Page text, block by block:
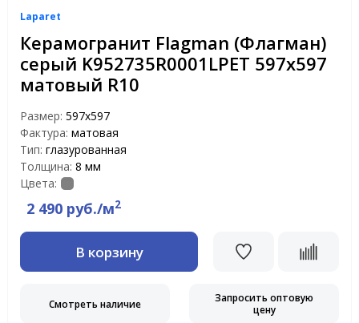
Laparet
Керамогранит Flagman (Флагман)
серый K952735R0001LPET 597x597
матовый R10
Размер: 597х597
Фактура: матовая
Тип: глазурованная
Толщина: 8 мм
Цвета:
2 490 руб./м2
В корзину
Смотреть наличие
Запросить оптовую
цену